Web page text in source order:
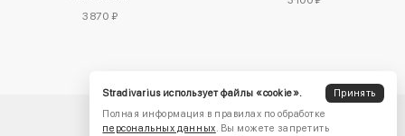
3870 ₽
Stradivarius использует файлы «cookie».
Принять
Полная информация в правилах по обработке
персональных данных. Вы можете запретить